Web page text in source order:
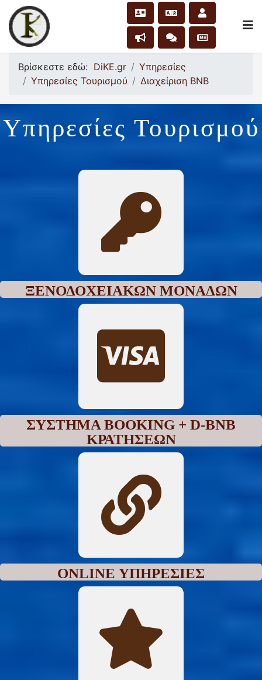
Βρίσκεστε εδώ: DiKE.gr
Υπηρεσίες
Υπηρεσίες Τουρισμού
Διαχείριση ΒΝΒ
Υπηρεσίες Τουρισμού
ΞΕΝΟΔΟΧΕΙΑΚΏΝ ΜΟΝΆΔΩΝ
ΣΎΣΤΗΜΑ BOOKING + D-BNB
ΚΡΑΤΉΣΕΩΝ
ONLINE ΥΠΗΡΕΣΊΕΣ